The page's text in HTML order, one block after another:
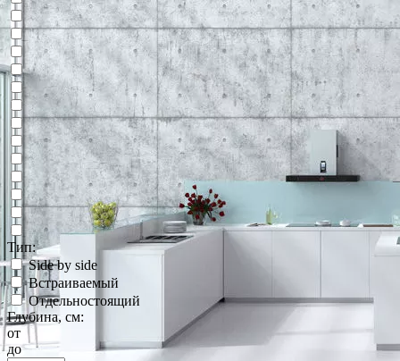
Тип:
Side by side
Встраиваемый
Отдельностоящий
Глубина, см:
от
до